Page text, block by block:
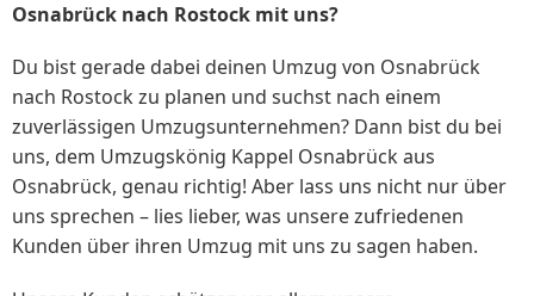
Osnabrück nach Rostock mit uns?
Du bist gerade dabei deinen Umzug von Osnabrück
nach Rostock zu planen und suchst nach einem
zuverlässigen Umzugsunternehmen? Dann bist du bei
uns, dem Umzugskönig Kappel Osnabrück aus
Osnabrück, genau richtig! Aber lass uns nicht nur über
uns sprechen – lies lieber, was unsere zufriedenen
Kunden über ihren Umzug mit uns zu sagen haben.